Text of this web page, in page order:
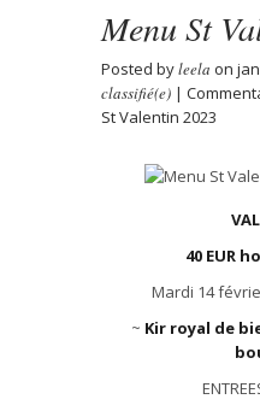
Menu St
Posted byleela on
classifié(e) |
St Valentin 2023
40 EUR
Mardi 14
~ Kir royal de